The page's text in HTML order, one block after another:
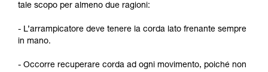
La padronanza di queste tecniche richiede una
Verificate con un professionista la vostra
Forniamo esempi di tecniche relative alla vostra
tale scopo per almeno due ragioni:
- L’arrampicatore deve tenere la corda lato frenante sempre
in mano.
- Occorre recuperare corda ad ogni movimento, poiché non